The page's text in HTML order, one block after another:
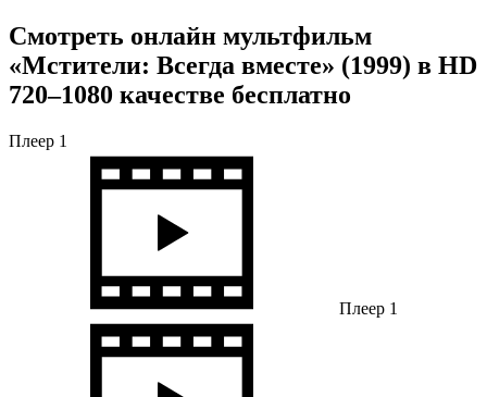
Смотреть онлайн мультфильм
«Мстители: Всегда вместе» (1999) в HD
720–1080 качестве бесплатно
Плеер 1
Плеер 1